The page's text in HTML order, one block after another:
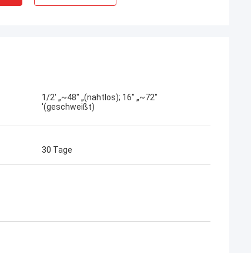
1/2' „~48" „(nahtlos); 16" „~72"
'(geschweißt)
30 Tage